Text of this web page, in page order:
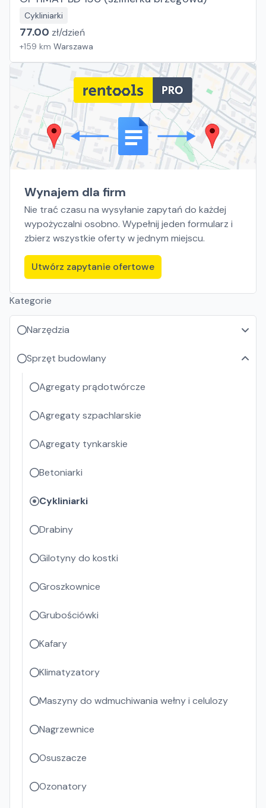
Cykliniarki
77.00 zł/dzień
+159 km Warszawa
Wynajem dla firm
Nie trać czasu na wysyłanie zapytań do każdej
wypożyczalni osobno. Wypełnij jeden formularz i
zbierz wszystkie oferty w jednym miejscu.
Utwórz zapytanie ofertowe
Kategorie
Narzędzia
Sprzęt budowlany
Agregaty prądotwórcze
Agregaty szpachlarskie
Agregaty tynkarskie
Betoniarki
Cykliniarki
Drabiny
Gilotyny do kostki
Groszkownice
Grubościówki
Kafary
Klimatyzatory
Maszyny do wdmuchiwania wełny i celulozy
Nagrzewnice
Osuszacze
Ozonatory